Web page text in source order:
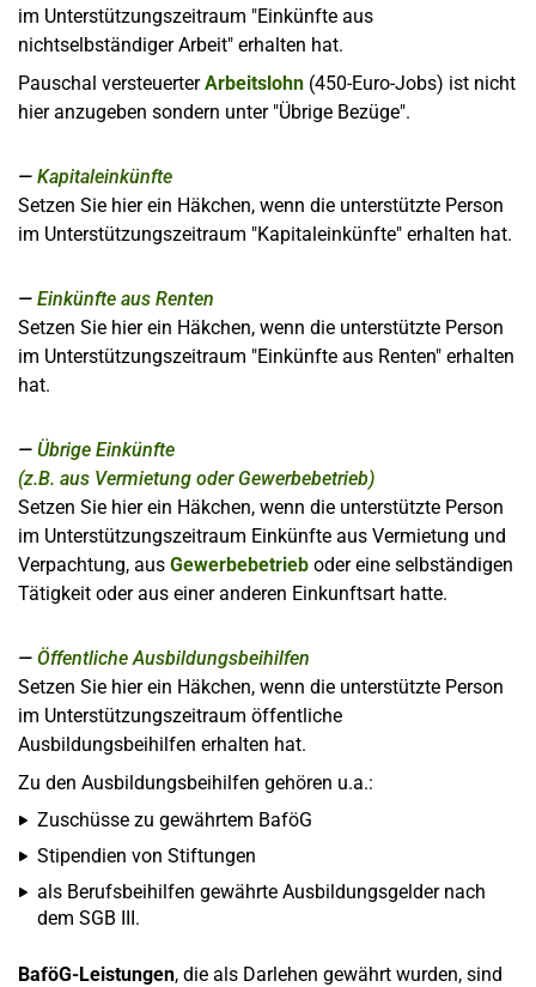
im Unterstützungszeitraum "Einkünfte aus
nichtselbständiger Arbeit" erhalten hat.
Pauschal versteuerterArbeitslohn (450-Euro-Jobs) ist nicht
hier anzugeben sondern unter "Übrige Bezüge".
Kapitaleinkünfte
Setzen Sie hier ein Häkchen, wenn die unterstützte Person
im Unterstützungszeitraum "Kapitaleinkünfte" erhalten hat.
Einkünfte aus Renten
Setzen Sie hier ein Häkchen, wenn die unterstützte Person
im Unterstützungszeitraum "Einkünfte aus Renten" erhalten
hat.
Übrige Einkünfte
(z.B. aus Vermietung oder Gewerbebetrieb)
Setzen Sie hier ein Häkchen, wenn die unterstützte Person
im Unterstützungszeitraum Einkünfte aus Vermietung und
Verpachtung, aus Gewerbebetrieb oder eine selbständigen
Tätigkeit oder aus einer anderen Einkunftsart hatte.
Öffentliche Ausbildungsbeihilfen
Setzen Sie hier ein Häkchen, wenn die unterstützte Person
im Unterstützungszeitraum öffentliche
Ausbildungsbeihilfen erhalten hat.
Zu den Ausbildungsbeihilfen gehören u.a.:
Zuschüsse zu gewährtem BaföG
Stipendien von Stiftungen
als Berufsbeihilfen gewährte Ausbildungsgelder nach
dem SGB III.
BaföG-Leistungen, die als Darlehen gewährt wurden, sind